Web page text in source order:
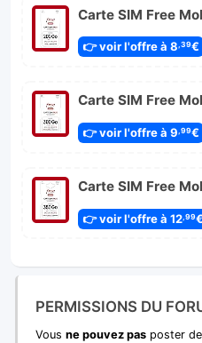
Carte SIM Free
👉 voir l'offre à 8 ,39€
Carte SIM Free
👉 voir l'offre à 9 ,99€
Carte SIM Free
👉 voir l'offre à 12,99€
PERMISSIONS DU
Vous ne pouvez pas poster